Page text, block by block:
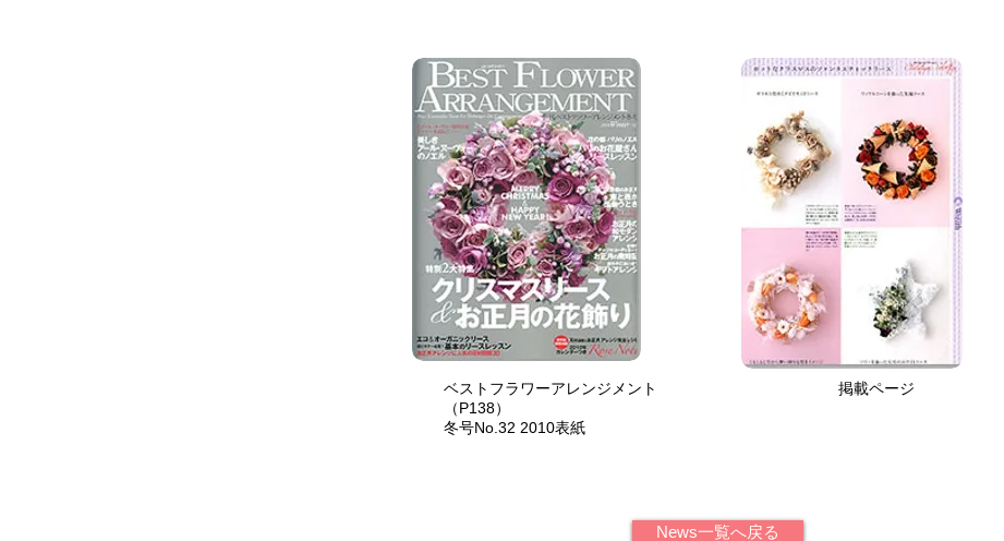
ベストフラワーアレンジメント 掲載ページ
（P138）
冬号No.32 2010表紙
News一覧へ戻る